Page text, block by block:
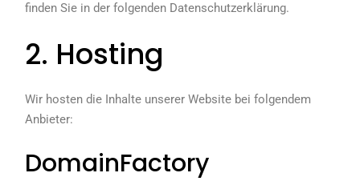
finden Sie in der folgenden Datenschutzerklärung.
2. Hosting
Wir hosten die Inhalte unserer Website bei folgendem
Anbieter:
DomainFactory